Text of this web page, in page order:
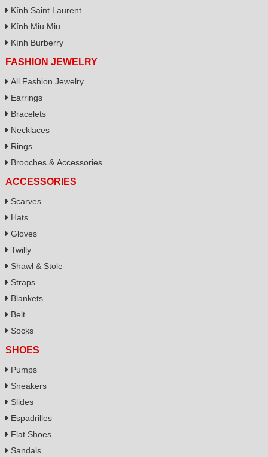
Kính Saint Laurent
Kính Miu Miu
Kính Burberry
FASHION JEWELRY
All Fashion Jewelry
Earrings
Bracelets
Necklaces
Rings
Brooches & Accessories
ACCESSORIES
Scarves
Hats
Gloves
Twilly
Shawl & Stole
Straps
Blankets
Belt
Socks
SHOES
Pumps
Sneakers
Slides
Espadrilles
Flat Shoes
Sandals